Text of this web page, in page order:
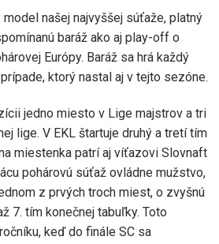
našej najvyššej súťaže, platný
baráž ako aj play-off o
Európy. Baráž sa hrá každý
ktorý nastal aj v tejto sezóne.
jedno miesto v Lige majstrov a tri
lige. V EKL štartuje druhý a tretí tím
miestenka patrí aj víťazovi Slovnaft
pohárovú súťaž ovládne mužstvo,
z prvých troch miest, o zvyšnú
7. tím konečnej tabuľky. Toto
keď do finále SC sa